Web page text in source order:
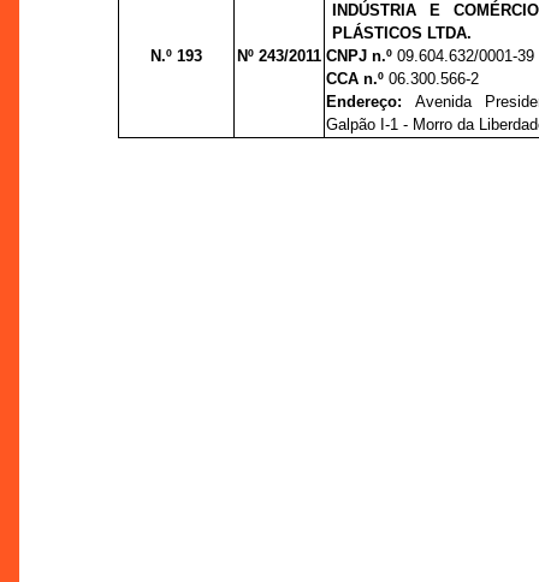
N.º 193 Nº 243/2011
INDÚSTRIA E
PLÁSTICOS LTDA.
CNPJ n.º09.604.632/0001-39
CCA n.º 06.300.566-2
Endereço: Avenida
Galpão I-1 - Morro da